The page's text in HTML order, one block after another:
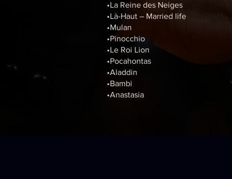
•La Reine des Neiges
•Là-Haut – Married life
•Mulan
•Pinocchio
•Le Roi Lion
•Pocahontas
•Aladdin
•Bambi
•Anastasia